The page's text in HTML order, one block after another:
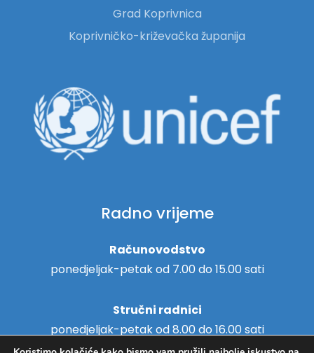
Grad Koprivnica
Koprivničko-križevačka županija
Radno vrijeme
Računovodstvo
ponedjeljak-petak od 7.00 do 15.00 sati
Stručni radnici
ponedjeljak-petak od 8.00 do 16.00 sati